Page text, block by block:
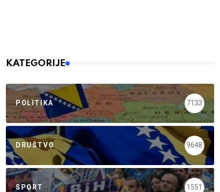
KATEGORIJE
POLITIKA 7133
DRUŠTVO 9648
SPORT 1551